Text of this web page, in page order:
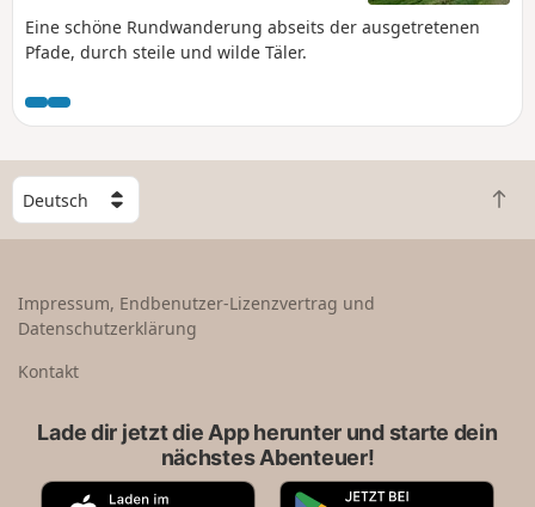
Eine schöne Rundwanderung abseits der ausgetretenen
Pfade, durch steile und wilde Täler.
W
ä
h
e
n
Z
u
Impressum, Endbenutzer-Lizenzvertrag und
Datenschutzerklärung
Kontakt
Lade dir jetzt die App herunter und starte dein
nächstes Abenteuer!
A
G